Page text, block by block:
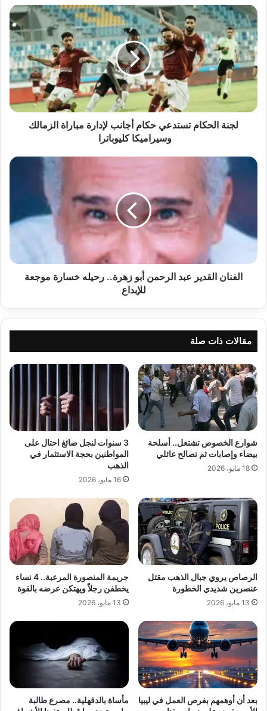
لجنة
الحكام
تستدعي
حكام
أجانب
لإدارة
مباراة
وسيراميكا
كليوباترالجنة الحكام تستدعي حكام أجانب لإدارة مباراة الزمالك
وسيراميكا كليوباترا
الفنان
رحيله
موجعة
للإبداعالفنان القدير عبد الرحمن أبو زهرة.. رحيله خسارة موجعة
للإبداع
مقالات ذات صلة
شوارع الخصوص تشتعل.. أسلحة
بيضاء وإصابات ثم تصالح عائلي
18 مايو، 2026
3 سنوات لنجل صائغ احتال على
المواطنين بحجة الاستثمار في
الذهب
16 مايو، 2026
الرصاص يروي جبال الذهب مقتل
عنصرين شديدي الخطورة
13 مايو، 2026
جريمة المنصورة المرعبة.. 4 نساء
يخطفن رجلاً ويهتكن عرضه بالقوة
13 مايو، 2026
بعد أن أوهمهم بفرص العمل في ليبيا
مأساة بالدقهلية.. مصرع طالبة